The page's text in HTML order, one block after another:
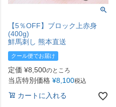
【5％OFF】ブロック上赤身
(400g)
鮮馬刺し 熊本直送
クール便でお届け
定価 ¥8,500のところ
当店特別価格 ¥8,100税込
カートに入れる